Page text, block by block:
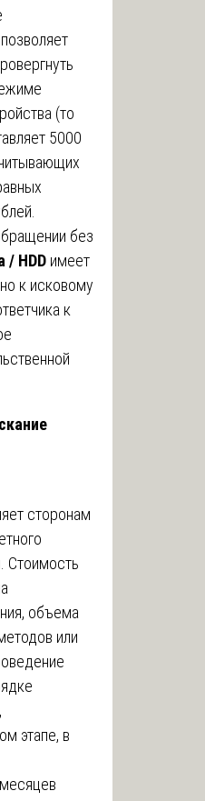
(то
5000
без
/ HDD имеет
к исковому
к
сторонам
Стоимость
объема
или
этапе, в